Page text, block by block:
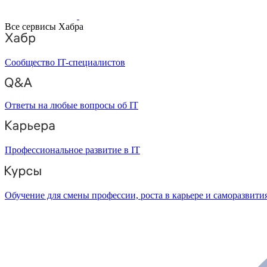
Все сервисы Хабра
Сообщество IT-специалистов
Ответы на любые вопросы об IT
Профессиональное развитие в IT
Обучение для смены профессии, роста в карьере и